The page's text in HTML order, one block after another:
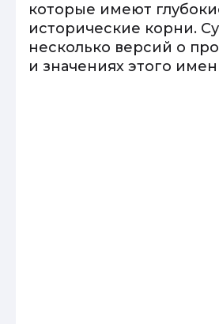
которые имеют
исторические корни.
несколько версий о
и значениях этого